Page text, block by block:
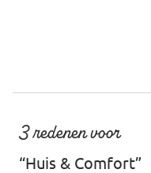
3 redenen voor
“Huis & Comfort”